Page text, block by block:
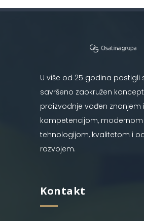
U više od 25 godina postigli
savršeno zaokružen koncept
proizvodnje vođen znanjem i
kompetencijom, modernom
tehnologijom, kvalitetom i
razvojem.
Kontakt